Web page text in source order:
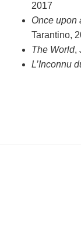
2017
Once
Tarantino,
The World,
L’Inconnu